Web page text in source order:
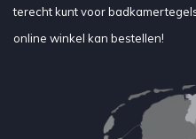
terecht kunt voor
online winkel kan bestellen!